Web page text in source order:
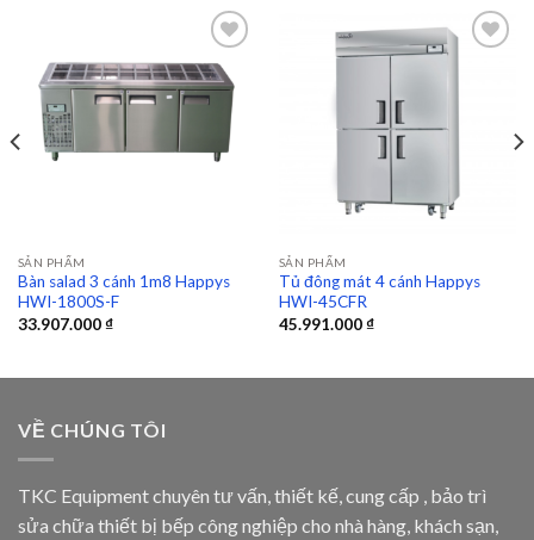
Add to
wishlist
SẢN PHẨM
Bàn salad 3 cánh 1m8 Happys
HWI-1800S-F
33.907.000₫
SẢN PHẨM
Tủ đông mát 4 cánh Happys
HWI-45CFR
45.991.000₫
VỀ CHÚNG TÔI
TKC Equipment chuyên tư vấn, thiết kế, cung cấp , bảo trì
sửa chữa thiết bị bếp công nghiệp cho nhà hàng, khách sạn,